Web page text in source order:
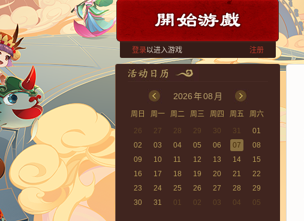
登录以进入游戏 注册
2026年08 月
周日 周一 周二 周三 周四 周五
周六
26
27 28 29 30 31
01
02
03 04 05 06 07
08
09
10 11 12 13 14
15
16
17 18 19 20 21
22
23
24 25 26 27 28
29
30
31 01 02 03 04 05